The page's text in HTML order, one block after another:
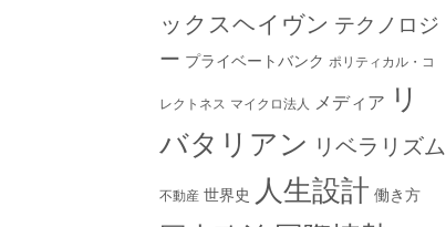
ックスヘイヴン テクノロジ
ー プライベートバンク ポリティカル・コ
レクトネス マイクロ法人 メディア
リ
バタリアン リベラリズム
不動産 世界史 人生設計 働き方